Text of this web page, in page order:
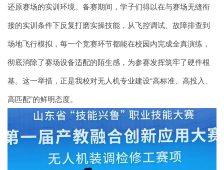
还原赛场的实训环境。备赛期间，学子们得以在与赛场无缝衔
接的实训条件下反复打磨实操技能，从飞控调试、故障排查到
场地飞行模拟，每一个竞赛环节都能在校园内完成全真演练，
彻底消除了赛场设备适配的陌生感，为参赛发挥筑牢了硬件根
基。这一举措，正是我校对无人机专业建设“高标准、高投入、
高匹配”的鲜明态度。